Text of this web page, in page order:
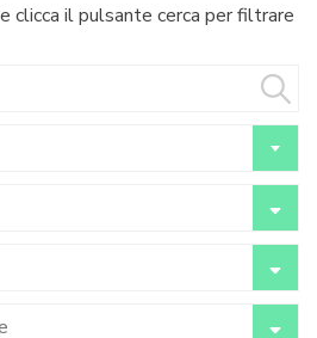
clicca il pulsante cerca per filtrare